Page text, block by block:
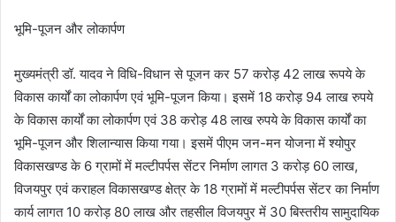
भूमि-पूजन और लोकार्पण
मुख्यमंत्री डॉ. यादव ने विधि-विधान से पूजन कर 57 करोड़ 42 लाख रूपये के
विकास कार्यों का लोकार्पण एवं भूमि-पूजन किया। इसमें 18 करोड़ 94 लाख रुपये
के विकास कार्यों का लोकार्पण एवं 38 करोड़ 48 लाख रुपये के विकास कार्यों का
भूमि-पूजन और शिलान्यास किया गया। इसमें पीएम जन-मन योजना में श्योपुर
विकासखण्ड के 6 ग्रामों में मल्टीपर्पस सेंटर निर्माण लागत 3 करोड़ 60 लाख,
विजयपुर एवं कराहल विकासखण्ड क्षेत्र के 18 ग्रामों में मल्टीपर्पस सेंटर का निर्माण
कार्य लागत 10 करोड़ 80 लाख और तहसील विजयपुर में 30 बिस्तरीय सामुदायिक